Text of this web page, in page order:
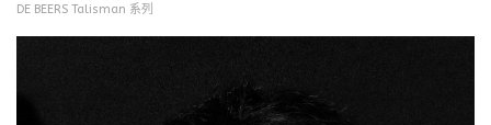
DE BEERS Talisman 系列